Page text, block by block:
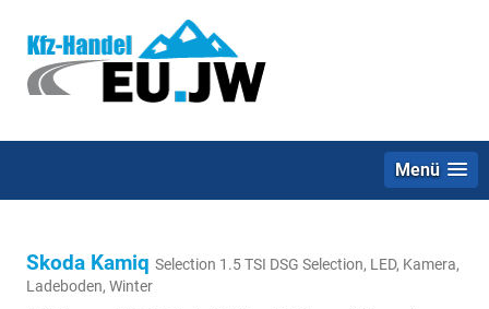
Menü
Skoda Kamiq Selection 1.5 TSI DSG Selection, LED, Kamera,
Ladeboden, Winter